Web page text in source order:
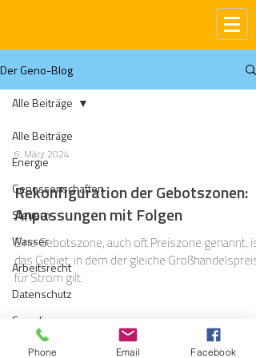
Der Geno-Blog
Alle Beiträge
Energie
Genossenschaften
Steuern
Wasser
Arbeitsrecht
Datenschutz
Compliance
Gas
Alle Beiträge
6. März 2024
Rekonfiguration der Gebotszonen:
Anpassungen mit Folgen
Eine Gebotszone, auch oft Preiszone genannt, ist
das Gebiet, in dem der gleiche Großhandelspreis
für Strom gilt.
Phone Email Facebook